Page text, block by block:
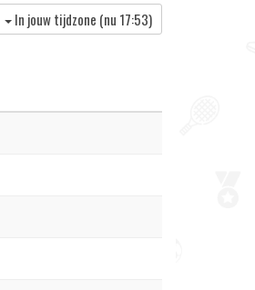
In jouw tijdzone (nu 17:53)